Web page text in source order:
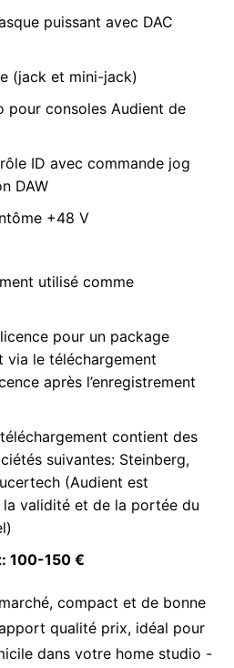
puissant avec DAC
(jack et mini-jack)
pour consoles Audient de
ID avec commande jog
DAW
+48 V
utilisé comme
pour un package
via le téléchargement
après l’enregistrement
contient des
suivantes: Steinberg,
(Audient est
la validité et de la portée du
100-150 €
compact et de bonne
qualité prix, idéal pour
dans votre home studio -